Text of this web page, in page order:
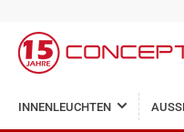
INNENLEUCHTEN